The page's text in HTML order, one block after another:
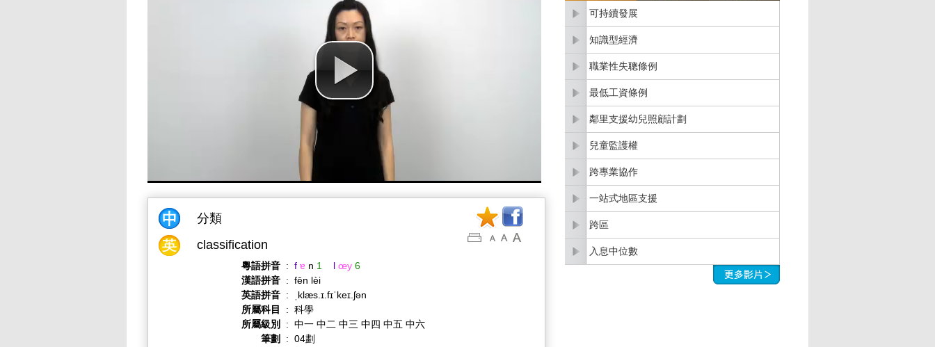
分類
classification
粵語拼音 : f ɐ n 1 l œy 6
漢語拼音 : fēn lèi
英語拼音 :
ˌklæs.ɪ.fɪˈkeɪ.ʃən
所屬科目
: 科學
所屬級別
: 中一 中二 中三 中四 中五 中六
筆劃
: 04劃
可持續發展
知識型經濟
職業性失聰條例
最低工資條例
鄰里支援幼兒照顧計劃
兒童監護權
跨專業協作
一站式地區支援
跨區
入息中位數